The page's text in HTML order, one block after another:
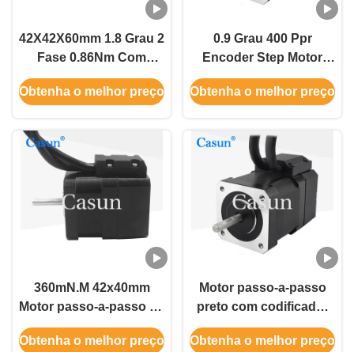
42X42X60mm 1.8 Grau 2
Fase 0.86Nm Com
Nema 17 Motor Passo a
Passo de Loop
Obtenha o melhor preço
0.9 Grau 400 Ppr
Encoder Step Motor
440mN.M 42x48mm
Close Loop Nema 17
Obtenha o melhor preço
360mN.M 42x40mm
Motor passo-a-passo de
circuito fechado Nema
17 Com 1000 Ppr
Obtenha o melhor preço
Motor passo-a-passo
preto com codificador
NEMA 17 340mN.M
1000pps 4 fase motor
Obtenha o melhor preço